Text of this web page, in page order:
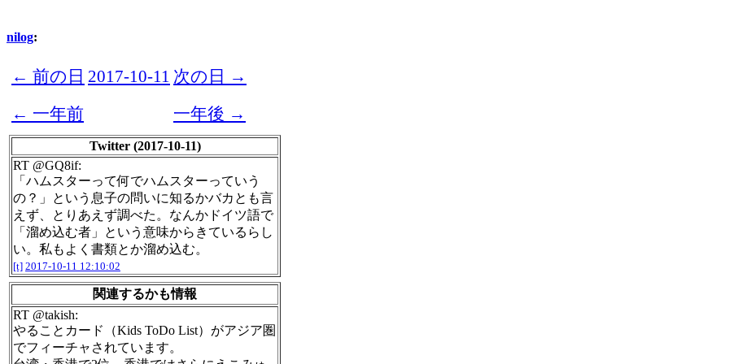
nilog:
← 前の日 2017-10-11 次の日 →
← 一年前
一年後 →
Twitter (2017-10-11)
RT @GQ8if:
「ハムスターって何でハムスターっていう
の？」という息子の問いに知るかバカとも言
えず、とりあえず調べた。なんかドイツ語で
「溜め込む者」という意味からきているらし
い。私もよく書類とか溜め込む。
[t] 2017-10-11 12:10:02
関連するかも情報
RT @takish:
やることカード（Kids ToDo List）がアジア圏
でフィーチャされています。